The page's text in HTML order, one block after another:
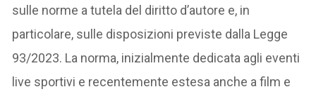
sulle norme a tutela del diritto d’autore e, in
particolare, sulle disposizioni previste dalla Legge
93/2023. La norma, inizialmente dedicata agli eventi
live sportivi e recentemente estesa anche a film e